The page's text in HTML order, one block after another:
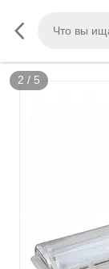
2 / 5